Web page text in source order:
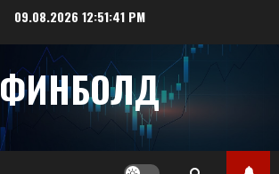
09.08.2026 12:51:41 PM
ФИНБОЛД